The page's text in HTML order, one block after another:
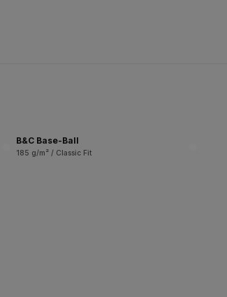
B&C Base-Ball
185 g/m² / Classic Fit